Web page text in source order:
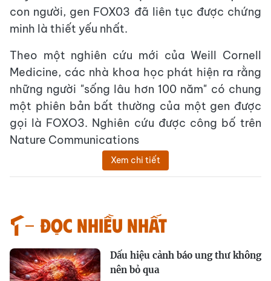
con người, gen FOX03 đã liên tục được chứng
minh là thiết yếu nhất.
Theo một nghiên cứu mới của Weill Cornell
Medicine, các nhà khoa học phát hiện ra rằng
những người "sống lâu hơn 100 năm" có chung
một phiên bản bất thường của một gen được
gọi là FOXO3. Nghiên cứu được công bố trên
Nature Communications
Xem chi tiết
Đọc nhiều nhất
Dấu hiệu cảnh báo ung thư không
nên bỏ qua